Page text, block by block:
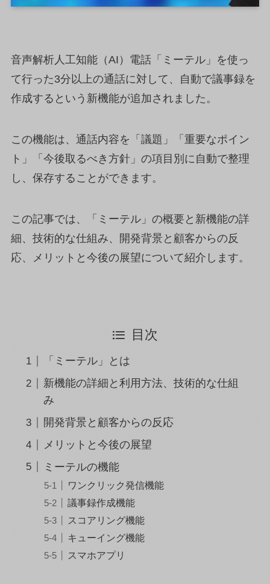
音声解析人工知能（AI）電話「ミーテル」を使っ
て行った3分以上の通話に対して、自動で議事録を
作成するという新機能が追加されました。
この機能は、通話内容を「議題」「重要なポイン
ト」「今後取るべき方針」の項目別に自動で整理
し、保存することができます。
この記事では、「ミーテル」の概要と新機能の詳
細、技術的な仕組み、開発背景と顧客からの反
応、メリットと今後の展望について紹介します。
目次
「ミーテル」とは
新機能の詳細と利用方法、技術的な仕組
み
開発背景と顧客からの反応
メリットと今後の展望
ミーテルの機能
ワンクリック発信機能
議事録作成機能
スコアリング機能
キューイング機能
スマホアプリ